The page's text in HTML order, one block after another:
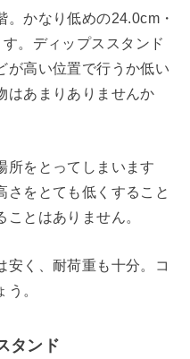
かなり低めの24.0cm・
。ディップススタンド
が高い位置で行うか低い
はあまりありませんか
所をとってしまいます
さをとても低くすること
とはありません。
安く、耐荷重も十分。コ
。
タンド